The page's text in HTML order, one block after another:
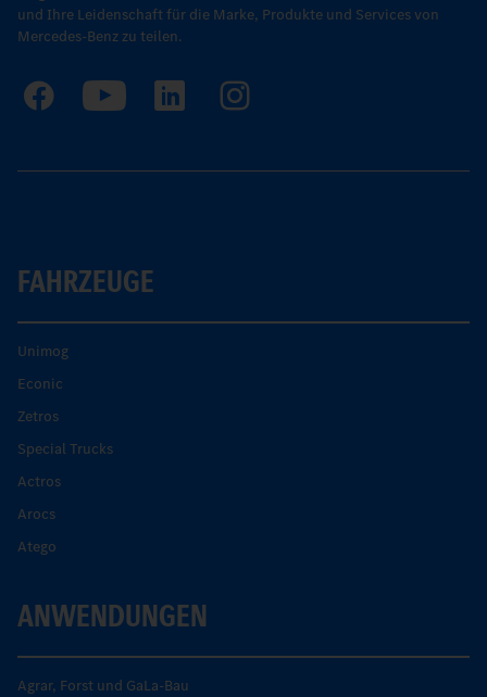
und Ihre Leidenschaft für die Marke, Produkte und Services von
Mercedes-Benz zu teilen.
FAHRZEUGE
Unimog
Econic
Zetros
Special Trucks
Actros
Arocs
Atego
ANWENDUNGEN
Agrar, Forst und GaLa-Bau